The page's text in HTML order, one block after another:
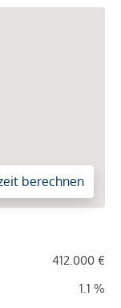
berechnen
412.000 €
1.1 %